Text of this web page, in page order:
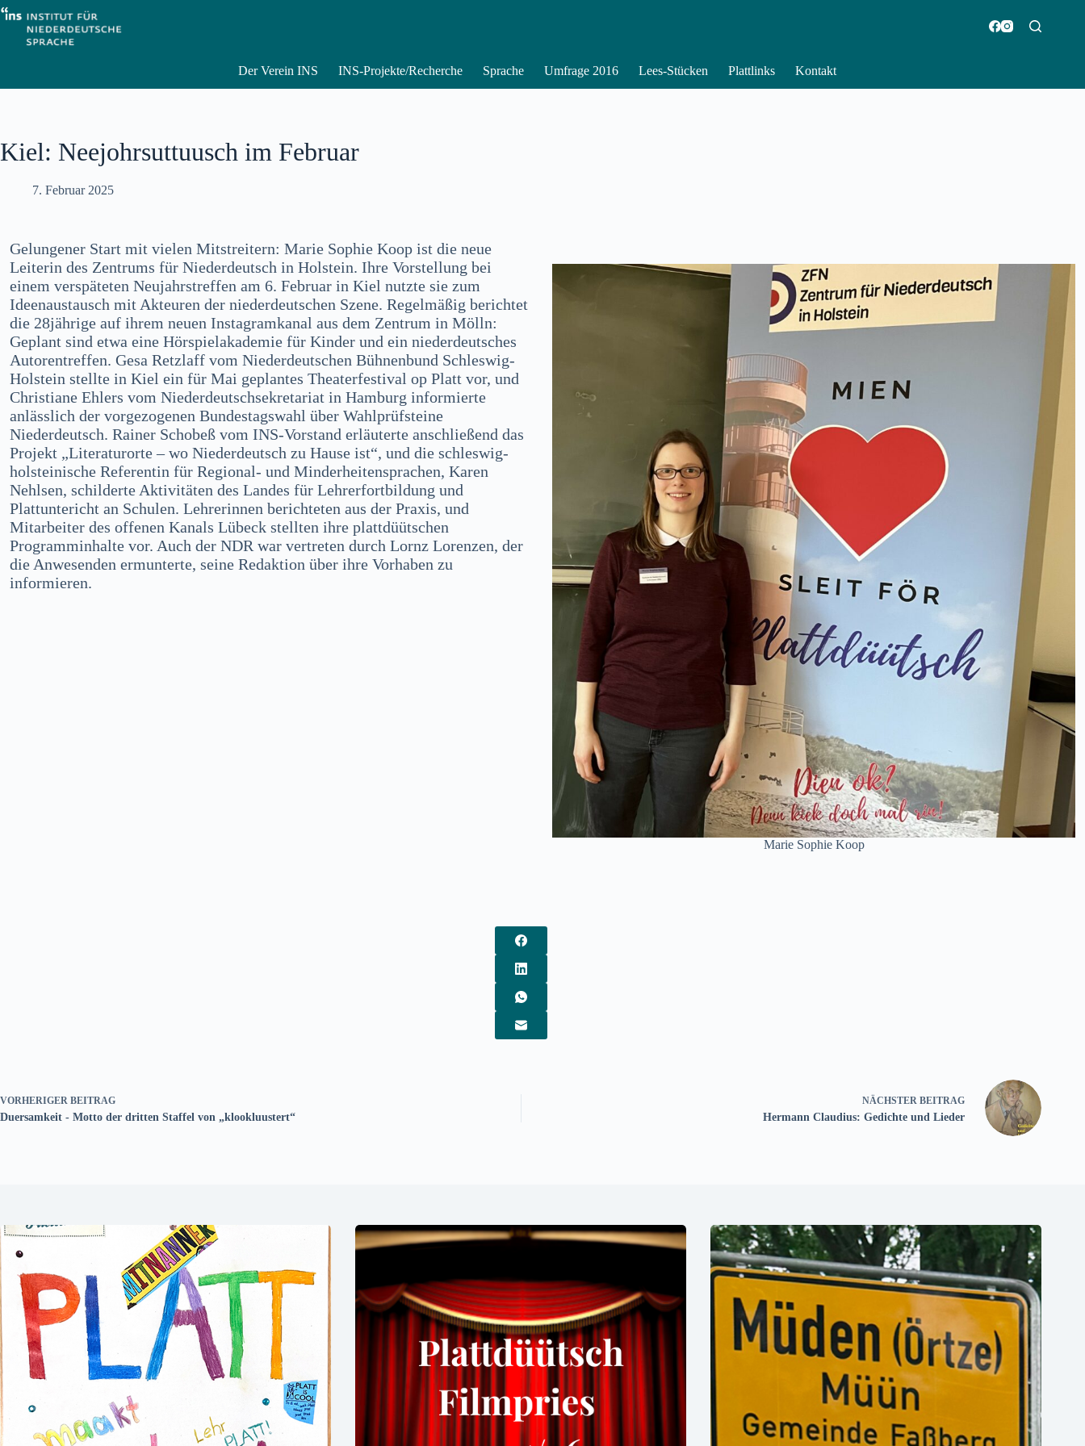
Zum
Inhalt
springen
Der Verein INS INS-Projekte/Recherche Sprache Umfrage 2016 Lees-Stücken Plattlinks Kontakt
Kiel: Neejohrsuttuusch im Februar
7. Februar 2025
Gelungener Start mit vielen Mitstreitern: Marie Sophie Koop ist die neue
Leiterin des Zentrums für Niederdeutsch in Holstein. Ihre Vorstellung bei
einem verspäteten Neujahrstreffen am 6. Februar in Kiel nutzte sie zum
Ideenaustausch mit Akteuren der niederdeutschen Szene. Regelmäßig berichtet
die 28jährige auf ihrem neuen Instagramkanal aus dem Zentrum in Mölln:
Geplant sind etwa eine Hörspielakademie für Kinder und ein niederdeutsches
Autorentreffen. Gesa Retzlaff vom Niederdeutschen Bühnenbund Schleswig-
Holstein stellte in Kiel ein für Mai geplantes Theaterfestival op Platt vor, und
Christiane Ehlers vom Niederdeutschsekretariat in Hamburg informierte
anlässlich der vorgezogenen Bundestagswahl über Wahlprüfsteine
Niederdeutsch. Rainer Schobeß vom INS-Vorstand erläuterte anschließend das
Projekt „Literaturorte – wo Niederdeutsch zu Hause ist“, und die schleswig-
holsteinische Referentin für Regional- und Minderheitensprachen, Karen
Nehlsen, schilderte Aktivitäten des Landes für Lehrerfortbildung und
Plattuntericht an Schulen. Lehrerinnen berichteten aus der Praxis, und
Mitarbeiter des offenen Kanals Lübeck stellten ihre plattdüütschen
Programminhalte vor. Auch der NDR war vertreten durch Lornz Lorenzen, der
die Anwesenden ermunterte, seine Redaktion über ihre Vorhaben zu
informieren.
Marie Sophie Koop
VORHERIGER BEITRAG
Duersamkeit - Motto der dritten Staffel von „klookluustert“
NÄCHSTER BEITRAG
Hermann Claudius: Gedichte und Lieder